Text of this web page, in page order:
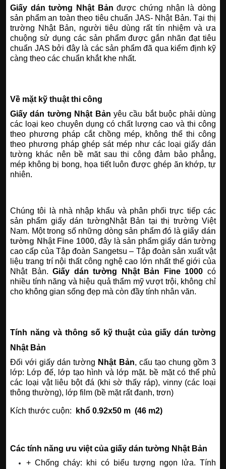
Giấy dán tường Nhật Bản được chứng nhận là dòng
sản phẩm an toàn theo tiêu chuẩn JAS- Nhật Bản. Tại thị
trường Nhật Bản, người tiêu dùng rất tín nhiệm và ưa
chuộng sử dụng các sản phẩm được gắn nhãn đạt tiêu
chuẩn JAS bởi đây là các sản phẩm đã qua kiểm định kỹ
càng theo các chuẩn khắt khe nhất.
Về mặt kỹ thuật thi công
Giấy dán tường Nhật Bản yêu cầu bắt buộc phải dùng
các loại keo chuyên dụng có chất lượng cao và thi công
theo phương pháp cắt chồng mép, không thể thi công
theo phương pháp ghép sát mép như các loại giấy dán
tường khác nên bề măt sau thi công đảm bảo phẳng,
mép không bị bong, họa tiết luôn được ghép ăn khớp, tự
nhiên.
Chúng tôi là nhà nhập khẩu và phân phối trực tiếp các
sản phẩm giấy dán tườngNhật Bản tại thị trường Việt
Nam. Một trong số những dòng sản phẩm đó làgiấy dán
tường Nhật Fine 1000, đây là sản phẩm giấy dán tường
cao cấp của Tập đoàn Sangetsu – Tập đoàn sản xuất vật
liệu trang trí nội thất công nghệ cao lớn nhất thế giới của
Nhật Bản.Giấy dán tường Nhật Bản Fine 1000 có
nhiều tính năng và hiệu quả thẩm mỹ vượt trội, không chỉ
cho không gian sống đẹp mà còn đầy tính nhân văn.
Tính năng và thông số kỹ thuật của giấy dán tường
Nhật Bản
Đối với giấy dán tường Nhật Bản, cấu tạo chung gồm 3
lớp: Lớp đế, lớp tạo hình và lớp mặt. bề mặt có thể phủ
các loại vật liêu bột đá (khi sờ thấy ráp), vinny (các loại
thông thường), lớp film (bề mặt rất đanh, trơn)
Kích thước cuộn: khổ 0.92x50 m (46 m2)
Các tính năng ưu việt của giấy dán tường Nhật Bản
+ Chống cháy: khi có biểu tượng ngọn lửa. Tính